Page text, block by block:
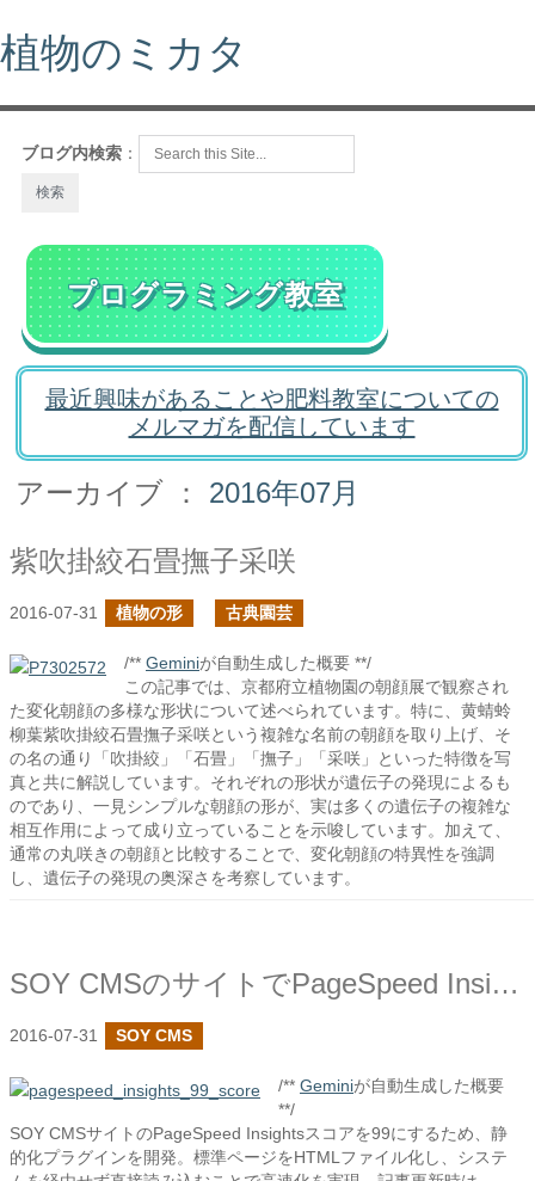
植物のミカタ
ブログ内検索 ：
プログラミング教室
最近興味があることや肥料教室についての
メルマガを配信しています
アーカイブ ： 2016年07月
紫吹掛絞石畳撫子采咲
2016-07-31 植物の形 古典園芸
/** Geminiが自動生成した概要 **/
この記事では、京都府立植物園の朝顔展で観察され
た変化朝顔の多様な形状について述べられています。特に、黄蜻蛉
柳葉紫吹掛絞石畳撫子采咲という複雑な名前の朝顔を取り上げ、そ
の名の通り「吹掛絞」「石畳」「撫子」「采咲」といった特徴を写
真と共に解説しています。それぞれの形状が遺伝子の発現によるも
のであり、一見シンプルな朝顔の形が、実は多くの遺伝子の複雑な
相互作用によって成り立っていることを示唆しています。加えて、
通常の丸咲きの朝顔と比較することで、変化朝顔の特異性を強調
し、遺伝子の発現の奥深さを考察しています。
SOY CMSのサイトでPageSpeed Insightsのスコアが99になりました
2016-07-31 SOY CMS
/** Geminiが自動生成した概要
**/
SOY CMSサイトのPageSpeed Insightsスコアを99にするため、静
的化プラグインを開発。標準ページをHTMLファイル化し、システ